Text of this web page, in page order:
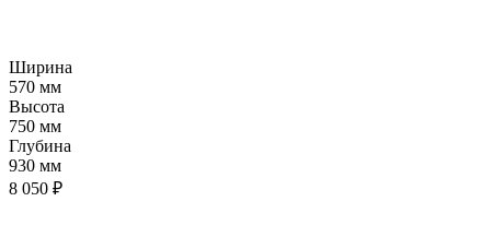
Ширина
570 мм
Высота
750 мм
Глубина
930 мм
8 050 ₽